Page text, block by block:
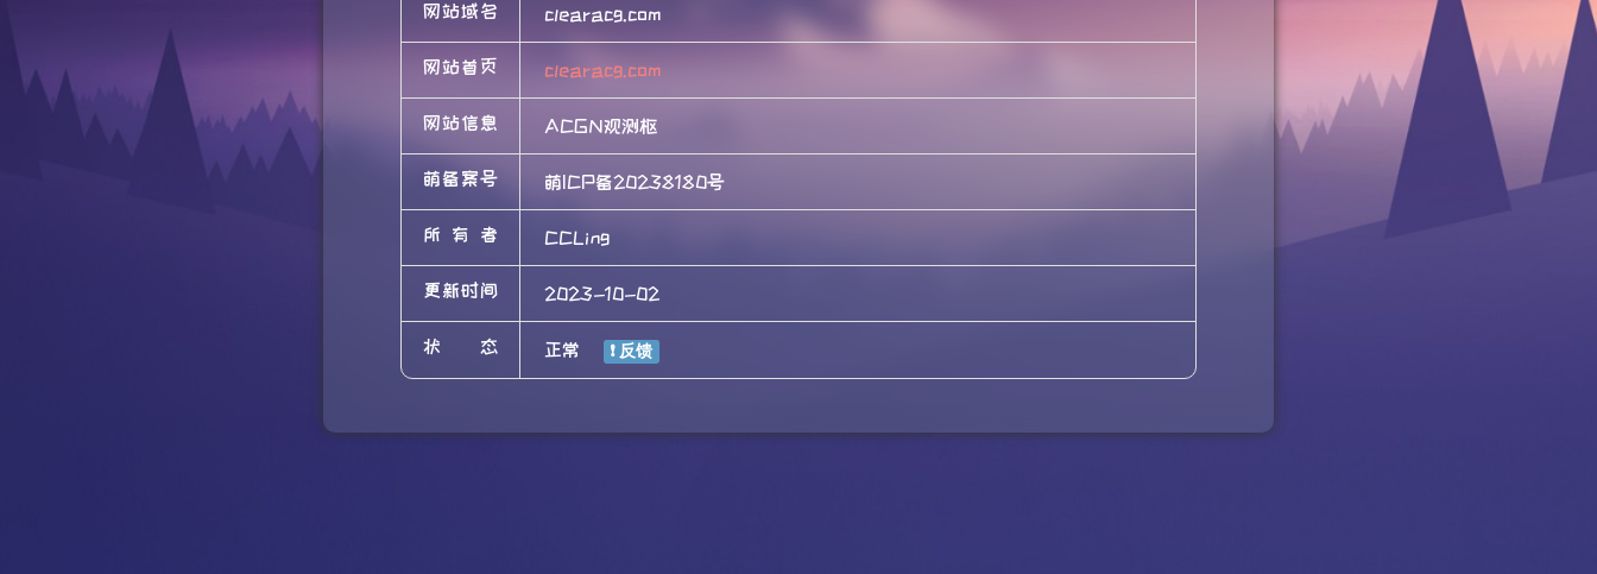
网站域名 clearacg.com
网站首页 clearacg.com
网站信息 ACGN观测枢
萌备案号 萌ICP备20238180号
所有者 CCLing
更新时间 2023-10-02
状态 正常